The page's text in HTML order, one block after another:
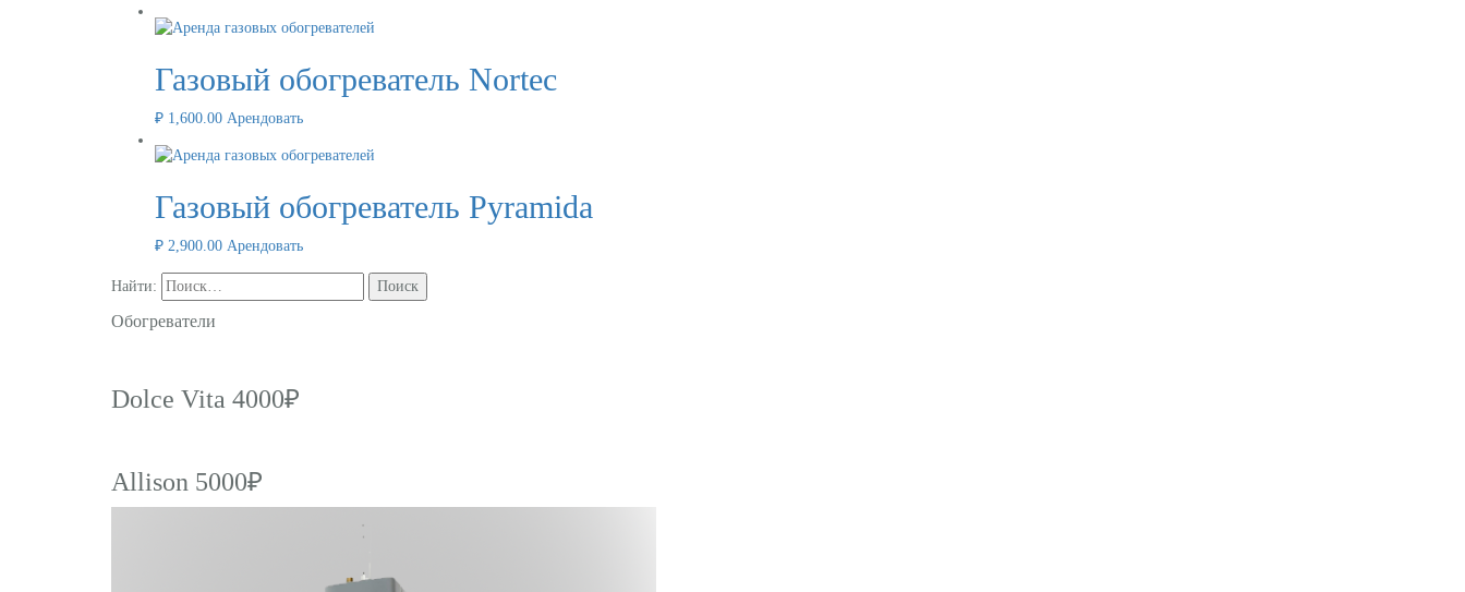
Газовый обогреватель Nortec
₽ 1,600.00 Арендовать
Газовый обогреватель Pyramida
₽ 2,900.00 Арендовать
Найти:
Обогреватели
Dolce Vita 4000₽
Allison 5000₽